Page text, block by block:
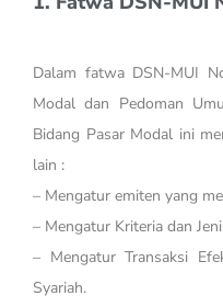
Dalam fatwa DSN-MUI
Modal dan Pedoman
Bidang Pasar Modal ini
lain :
– Mengatur emiten yang
– Mengatur Kriteria dan
– Mengatur Transaksi
Syariah.